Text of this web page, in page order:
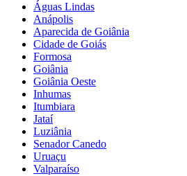
Águas Lindas
Anápolis
Aparecida de Goiânia
Cidade de Goiás
Formosa
Goiânia
Goiânia Oeste
Inhumas
Itumbiara
Jataí
Luziânia
Senador Canedo
Uruaçu
Valparaíso